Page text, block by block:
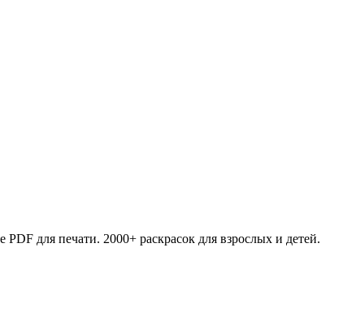
для печати. 2000+ раскрасок для взрослых и детей.